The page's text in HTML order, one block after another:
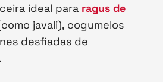
ideal para ragus de
javali), cogumelos
desfiadas de